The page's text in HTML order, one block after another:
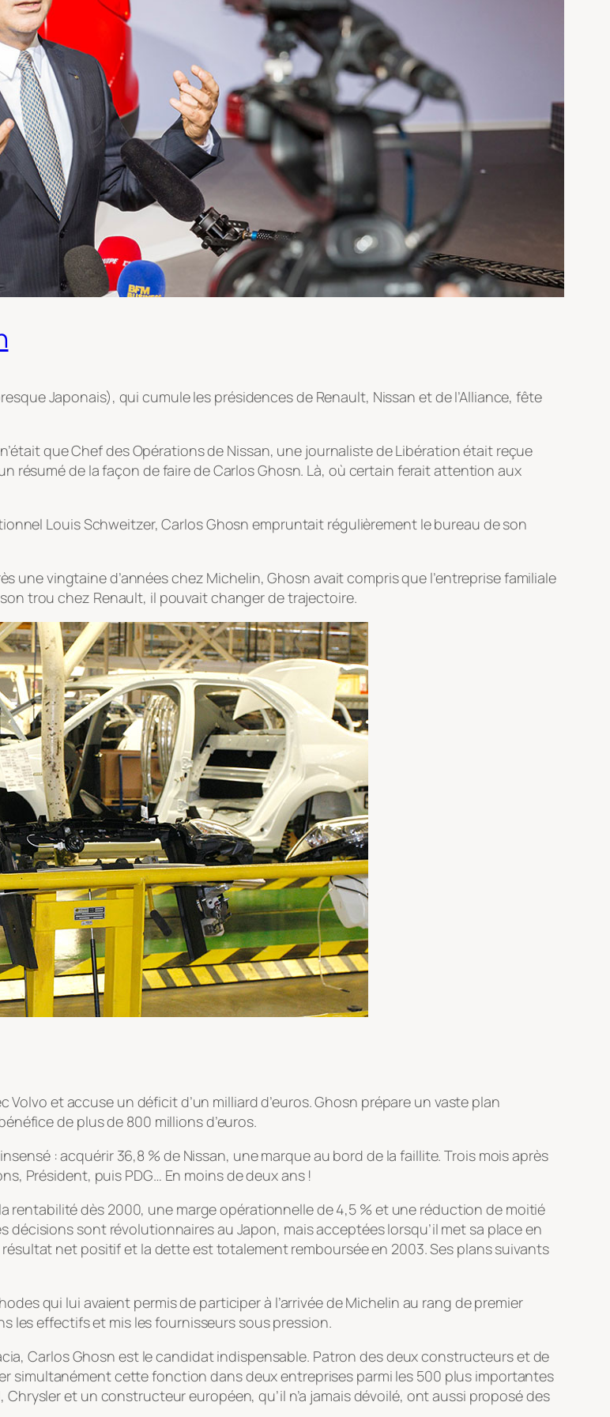
Japonais), qui cumule les présidences de Renault, Nissan et de l’Alliance, fête
que Chef des Opérations de Nissan, une journaliste de Libération était reçue
résumé de la façon de faire de Carlos Ghosn. Là, où certain ferait attention aux
Louis Schweitzer, Carlos Ghosn empruntait régulièrement le bureau de son
une vingtaine d’années chez Michelin, Ghosn avait compris que l’entreprise familiale
trou chez Renault, il pouvait changer de trajectoire.
et accuse un déficit d’un milliard d’euros. Ghosn prépare un vaste plan
de plus de 800 millions d’euros.
: acquérir 36,8 % de Nissan, une marque au bord de la faillite. Trois mois après
Président, puis PDG… En moins de deux ans !
rentabilité dès 2000, une marge opérationnelle de 4,5 % et une réduction de moitié
décisions sont révolutionnaires au Japon, mais acceptées lorsqu’il met sa place en
net positif et la dette est totalement remboursée en 2003. Ses plans suivants
qui lui avaient permis de participer à l’arrivée de Michelin au rang de premier
les effectifs et mis les fournisseurs sous pression.
Carlos Ghosn est le candidat indispensable. Patron des deux constructeurs et de
simultanément cette fonction dans deux entreprises parmi les 500 plus importantes
et un constructeur européen, qu’il n’a jamais dévoilé, ont aussi proposé des